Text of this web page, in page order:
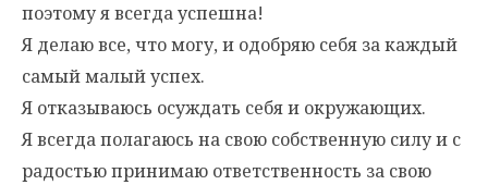
поэтому я всегда успешна!
Я делаю все, что могу, и одобряю себя за каждый
самый малый успех.
Я отказываюсь осуждать себя и окружающих.
Я всегда полагаюсь на свою собственную силу и с
радостью принимаю ответственность за свою